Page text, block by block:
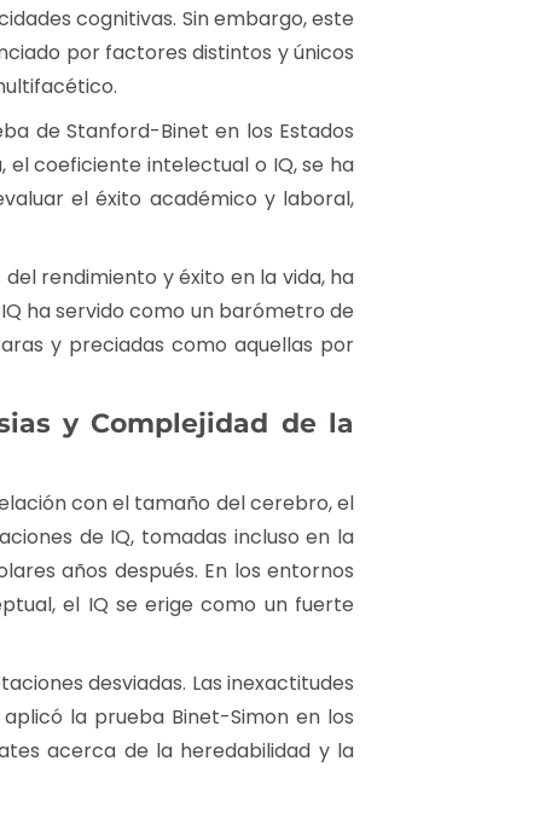
cognitivas. Sin embargo, este
por factores distintos y únicos
de Stanford-Binet en los Estados
el coeficiente intelectual o IQ, se ha
el éxito académico y laboral,
rendimiento y éxito en la vida, ha
ha servido como un barómetro de
y preciadas como aquellas por
y Complejidad de la
con el tamaño del cerebro, el
de IQ, tomadas incluso en la
años después. En los entornos
el IQ se erige como un fuerte
desviadas. Las inexactitudes
la prueba Binet-Simon en los
acerca de la heredabilidad y la